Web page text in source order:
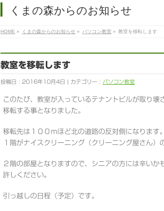
くまの森からのお知らせ
HOME » くまの森からのお知らせ » パソコン教室 » 教室を移転します
教室を移転します
投稿日 : 2016年10月4日 | カテゴリー : パソコン教室
このたび、教室が入っているテナントビルが取り
移転する事となりました。
移転先は１００ｍほど北の道路の反対側になります。
１階がナイスクリーニング（クリーニング屋さん）
２階の部屋となりますので、シニアの方には辛い
許しください。
引っ越しの日程（予定）です。